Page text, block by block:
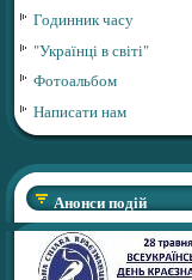
Годинник часу
"Українці в світі"
Фотоальбом
Написати нам
Анонси подій